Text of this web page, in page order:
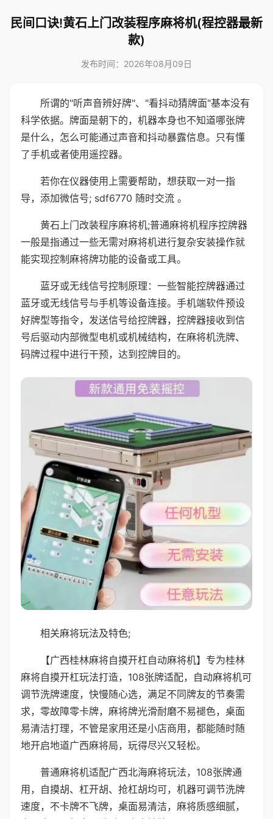
民间口诀!黄石上门改装程序麻将机(程控器最新
款)
发布时间：2026年08月09日
所谓的"听声音辨好牌"、"看抖动猜牌面"基本没有
科学依据。牌面是朝下的，机器本身也不知道哪张牌
是什么，怎么可能通过声音和抖动暴露信息。只有懂
了手机或者使用遥控器。
若你在仪器使用上需要帮助，想获取一对一指
导，添加微信号; sdf6770 随时交流 。
黄石上门改装程序麻将机;普通麻将机程序控牌器
一般是指通过一些无需对麻将机进行复杂安装操作就
能实现控制麻将牌功能的设备或工具。
蓝牙或无线信号控制原理：一些智能控牌器通过
蓝牙或无线信号与手机等设备连接。手机端软件预设
好牌型等指令，发送信号给控牌器，控牌器接收到信
号后驱动内部微型电机或机械结构，在麻将机洗牌、
码牌过程中进行干预，达到控牌目的。
相关麻将玩法及特色;
【广西桂林麻将自摸开杠自动麻将机】专为桂林
麻将自摸开杠玩法打造，108张牌适配，自动麻将机可
调节洗牌速度，快慢随心选，满足不同牌友的节奏需
求，零故障零卡牌，麻将牌光滑耐磨不易褪色，桌面
易清洁打理，不管是家用还是小店商用，都能随时随
地开启地道广西麻将局，玩得尽兴又轻松。
普通麻将机适配广西北海麻将玩法，108张牌通
用，自摸胡、杠开胡、抢杠胡均可，机器可调节洗牌
速度，不卡牌不飞牌，桌面易清洁，麻将质感细腻，